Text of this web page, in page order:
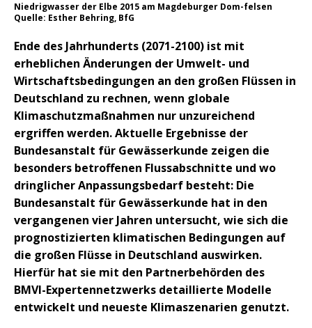
Niedrigwasser der Elbe 2015 am Magdeburger Dom-felsen
Quelle: Esther Behring, BfG
Ende des Jahrhunderts (2071-2100) ist mit
erheblichen Änderungen der Umwelt- und
Wirtschaftsbedingungen an den großen Flüssen in
Deutschland zu rechnen, wenn globale
Klimaschutzmaßnahmen nur unzureichend
ergriffen werden. Aktuelle Ergebnisse der
Bundesanstalt für Gewässerkunde zeigen die
besonders betroffenen Flussabschnitte und wo
dringlicher Anpassungsbedarf besteht: Die
Bundesanstalt für Gewässerkunde hat in den
vergangenen vier Jahren untersucht, wie sich die
prognostizierten klimatischen Bedingungen auf
die großen Flüsse in Deutschland auswirken.
Hierfür hat sie mit den Partnerbehörden des
BMVI-Expertennetzwerks detaillierte Modelle
entwickelt und neueste Klimaszenarien genutzt.